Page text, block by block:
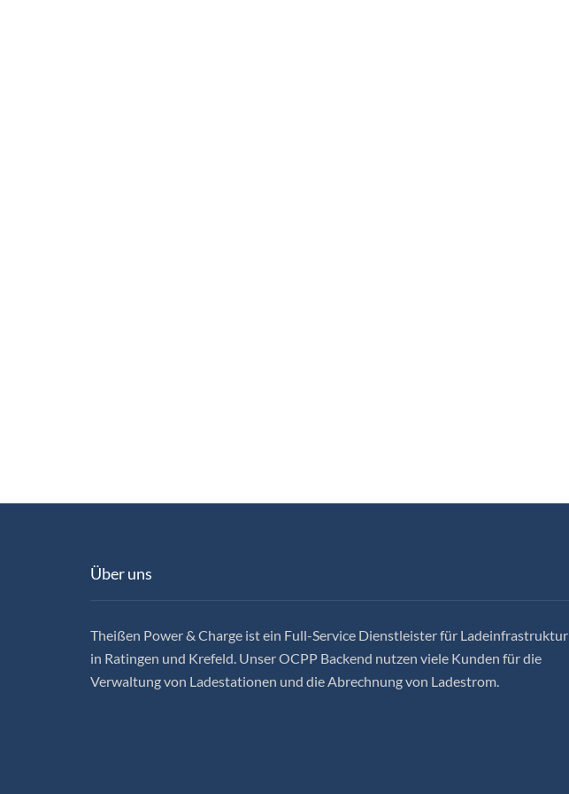
Über uns
Theißen Power & Charge ist ein Full-Service Dienstleister für Ladeinfrastruktur
in Ratingen und Krefeld. Unser OCPP Backend nutzen viele Kunden für die
Verwaltung von Ladestationen und die Abrechnung von Ladestrom.